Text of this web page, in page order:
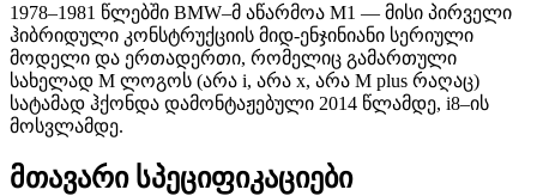
1978–1981 წლებში BMW–მ აწარმოა M1 — მისი პირველი
ჰიბრიდული კონსტრუქციის მიდ-ენჯინიანი სერიული
მოდელი და ერთადერთი, რომელიც გამართული
სახელად M ლოგოს (არა i, არა x, არა M plus რაღაც)
სატამად ჰქონდა დამონტაჟებული 2014 წლამდე, i8–ის
მოსვლამდე.
მთავარი სპეციფიკაციები